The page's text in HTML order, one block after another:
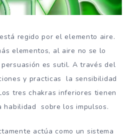
regido por el elemento aire.
elementos, al aire no se lo
es sutil. A través del
y practicas la sensibilidad
tres chakras inferiores tienen
habilidad sobre los impulsos.
actúa como un sistema